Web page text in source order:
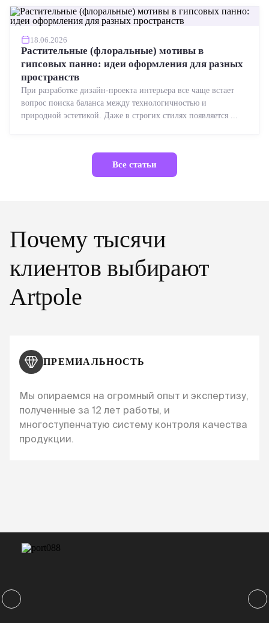
18.06.2026
Растительные (флоральные) мотивы в
гипсовых панно: идеи оформления для разных
пространств
При разработке дизайн-проекта интерьера все чаще встает
вопрос поиска баланса между технологичностью и
природной эстетикой. Даже в строгих стилях появляется ...
Все статьи
Почему тысячи
клиентов выбирают
Artpole
ПРЕМИАЛЬНОСТЬ
Мы опираемся на огромный опыт и экспертизу,
полученные за 12 лет работы, и
многоступенчатую систему контроля качества
продукции.